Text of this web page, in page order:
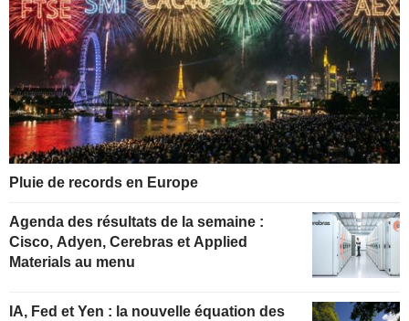
Pluie de records en Europe
Agenda des résultats de la semaine :
Cisco, Adyen, Cerebras et Applied
Materials au menu
IA, Fed et Yen : la nouvelle équation des